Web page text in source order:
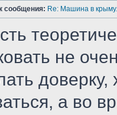
сообщения: Re: Машина в
не
а во